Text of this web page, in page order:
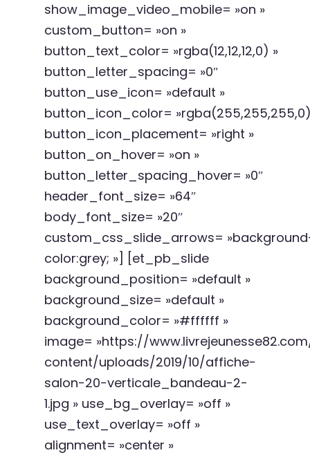
show_image_video_mobile= »on »
custom_button= »on »
button_text_color= »rgba(12,12,12,0) »
button_letter_spacing= »0″
button_use_icon= »default »
button_icon_color=
button_icon_placement= »right »
button_on_hover= »on »
button_letter_spacing_hover= »0″
header_font_size= »64″
body_font_size= »20″
custom_css_slide_arrows=
color:grey; »] [et_pb_slide
background_position= »default »
background_size= »default »
background_color= »#ffffff »
image= »https://
content/uploads/2019/10/affiche-
salon-20-verticale_bandeau-2-
1.jpg » use_bg_overlay= »off »
use_text_overlay= »off »
alignment= »center »